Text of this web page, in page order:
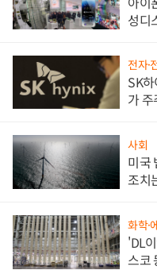
성디
전자·
SK
가
사회
미국
조치
화학·
'DL
스코